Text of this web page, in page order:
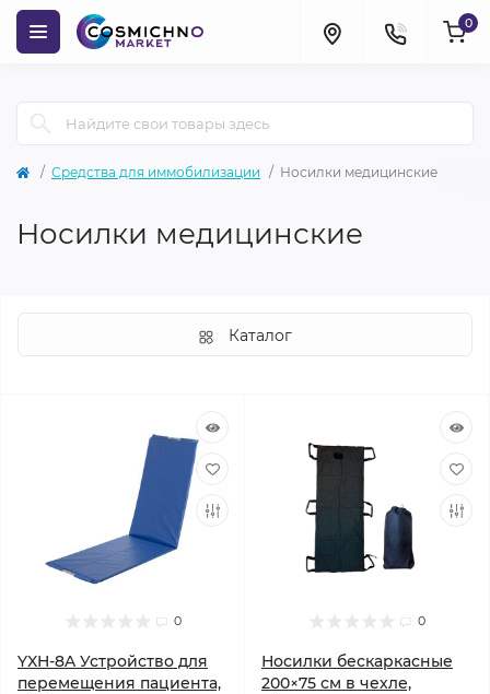
0
Средства для иммобилизации Носилки медицинские
Носилки медицинские
Каталог
0
YXH-8A Устройство для
перемещения пациента,
0
Носилки бескаркасные
200×75 см в чехле,